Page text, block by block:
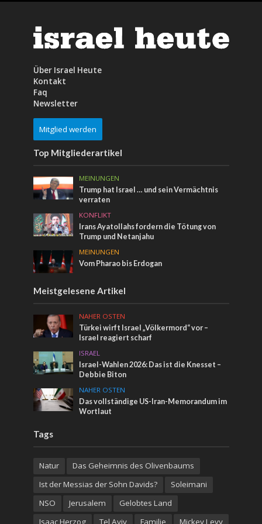
Über Israel Heute
Kontakt
Faq
Newsletter
Mitglied werden
Top Mitgliederartikel
MEINUNGEN
Trump hat Israel … und sein Vermächtnis
verraten
KONFLIKT
Irans Ayatollahs fordern die Tötung von
Trump und Netanjahu
MEINUNGEN
Vom Pharao bis Erdogan
Meistgelesene Artikel
NAHER OSTEN
Türkei wirft Israel „Völkermord“ vor –
Israel reagiert scharf
ISRAEL
Israel-Wahlen 2026: Das ist die Knesset –
Debbie Biton
NAHER OSTEN
Das vollständige US-Iran-Memorandum im
Wortlaut
Tags
Natur
Das Geheimnis des Olivenbaums
Ist der Messias der Sohn Davids?
Soleimani
NSO
Jerusalem
Gelobtes Land
Isaac Herzog
Tel Aviv Familie Mickey Levy